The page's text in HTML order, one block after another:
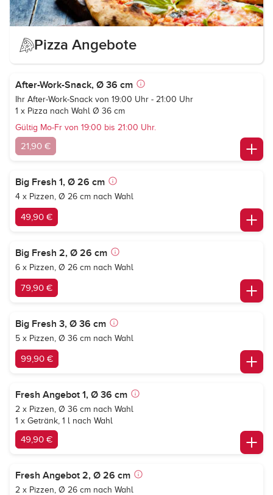
Pizza Angebote
After-Work-Snack, Ø 36 cm
Ihr After-Work-Snack von 19:00 Uhr - 21:00 Uhr
1 x Pizza nach Wahl Ø 36 cm
Gültig Mo-Fr von 19:00 bis 21:00 Uhr.
21,90 €
Big Fresh 1, Ø 26 cm
4 x Pizzen, Ø 26 cm nach Wahl
49,90 €
Big Fresh 2, Ø 26 cm
6 x Pizzen, Ø 26 cm nach Wahl
79,90 €
Big Fresh 3, Ø 36 cm
5 x Pizzen, Ø 36 cm nach Wahl
99,90 €
Fresh Angebot 1, Ø 36 cm
2 x Pizzen, Ø 36 cm nach Wahl
1 x Getränk, 1 l nach Wahl
49,90 €
Fresh Angebot 2, Ø 26 cm
2 x Pizzen, Ø 26 cm nach Wahl